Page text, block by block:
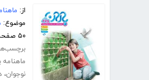
از:
موضوع:
۵۰ صفحه
ماهنامه
نوجوان،